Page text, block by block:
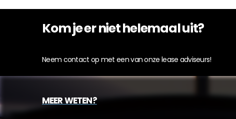
Kom je er niet helemaal uit?
Neem contact op met een van onze lease adviseurs!
MEER WETEN?